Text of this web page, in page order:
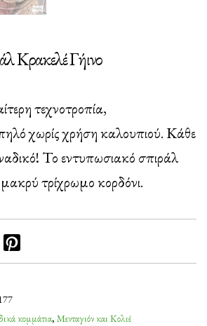
Κρακελέ Γήινο
τεχνοτροπία,
χωρίς χρήση καλουπιού. Κάθε
Το εντυπωσιακό σπιράλ
μακρύ τρίχρωμο κορδόνι.
Pinterest
κομμάτια, Μενταγιόν και Κολιέ